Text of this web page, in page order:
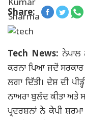
Share:
Tech News: ਨੇਪਾਲ
ਕਰਨਾ ਪਿਆ ਜਦੋਂ
ਲਗਾ ਦਿੱਤੀ। ਦੇਸ਼ ਦੀ
ਨਾਅਰਾ ਬੁਲੰਦ ਕੀਤਾ
ਪ੍ਰਦਰਸ਼ਨਾਂ ਨੇ ਕੇਪੀ